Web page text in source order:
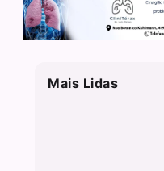
Mais Lidas